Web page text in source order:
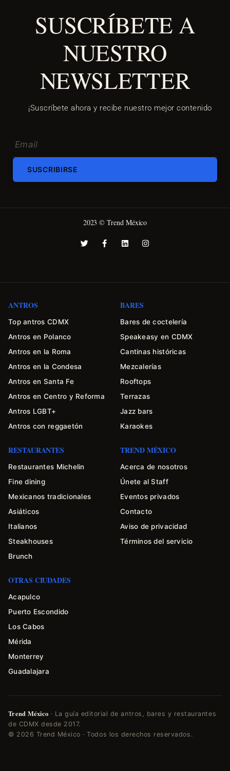
SUSCRÍBETE A
NUESTRO
NEWSLETTER
¡Suscríbete ahora y recibe nuestro mejor contenido
SUSCRIBIRSE
2023 © Trend México
ANTROS
Top antros CDMX
Antros en Polanco
Antros en la Roma
Antros en la Condesa
Antros en Santa Fe
Antros en Centro y Reforma
Antros LGBT+
Antros con reggaetón
BARES
Bares de coctelería
Speakeasy en CDMX
Cantinas históricas
Mezcalerías
Rooftops
Terrazas
Jazz bars
Karaokes
RESTAURANTES
Restaurantes Michelin
Fine dining
Mexicanos tradicionales
Asiáticos
Italianos
Steakhouses
Brunch
TREND MÉXICO
Acerca de nosotros
Únete al Staff
Eventos privados
Contacto
Aviso de privacidad
Términos del servicio
OTRAS CIUDADES
Acapulco
Puerto Escondido
Los Cabos
Mérida
Monterrey
Guadalajara
Trend México · La guía editorial de antros, bares y restaurantes
de CDMX desde 2017.
© 2026 Trend México · Todos los derechos reservados.